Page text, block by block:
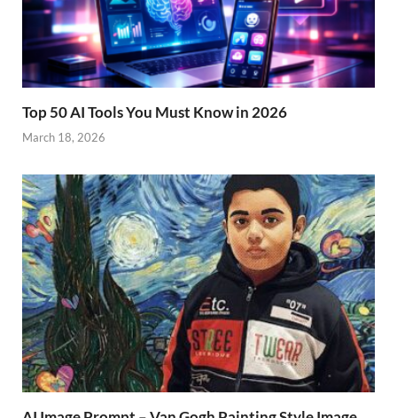
Top 50 AI Tools You Must Know in 2026
March 18, 2026